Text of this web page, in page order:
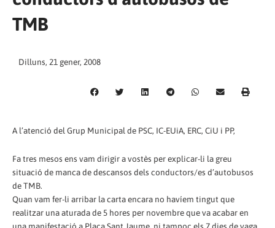
TMB
Dilluns, 21 gener, 2008
A l’atenció del Grup Municipal de PSC, IC-EUiA, ERC, CiU i PP,
Fa tres mesos ens vam dirigir a vostès per explicar-li la greu
situació de manca de descansos dels conductors/es d’autobusos
de TMB.
Quan vam fer-li arribar la carta encara no havíem tingut que
realitzar una aturada de 5 hores per novembre que va acabar en